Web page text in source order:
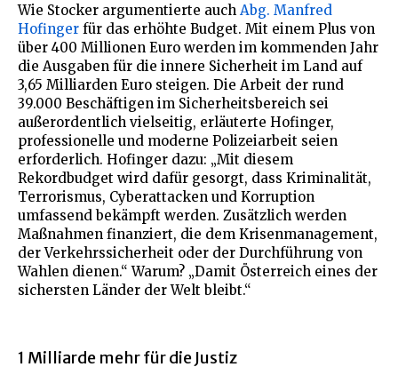
Wie Stocker argumentierte auch Abg. Manfred
Hofinger für das erhöhte Budget. Mit einem Plus von
über 400 Millionen Euro werden im kommenden Jahr
die Ausgaben für die innere Sicherheit im Land auf
3,65 Milliarden Euro steigen. Die Arbeit der rund
39.000 Beschäftigen im Sicherheitsbereich sei
außerordentlich vielseitig, erläuterte Hofinger,
professionelle und moderne Polizeiarbeit seien
erforderlich. Hofinger dazu: „Mit diesem
Rekordbudget wird dafür gesorgt, dass Kriminalität,
Terrorismus, Cyberattacken und Korruption
umfassend bekämpft werden. Zusätzlich werden
Maßnahmen finanziert, die dem Krisenmanagement,
der Verkehrssicherheit oder der Durchführung von
Wahlen dienen.“ Warum? „Damit Österreich eines der
sichersten Länder der Welt bleibt.“
1 Milliarde mehr für die Justiz